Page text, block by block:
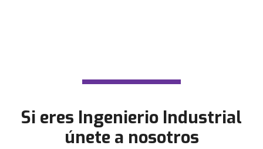
Si eres Ingenierio Industrial
únete a nosotros